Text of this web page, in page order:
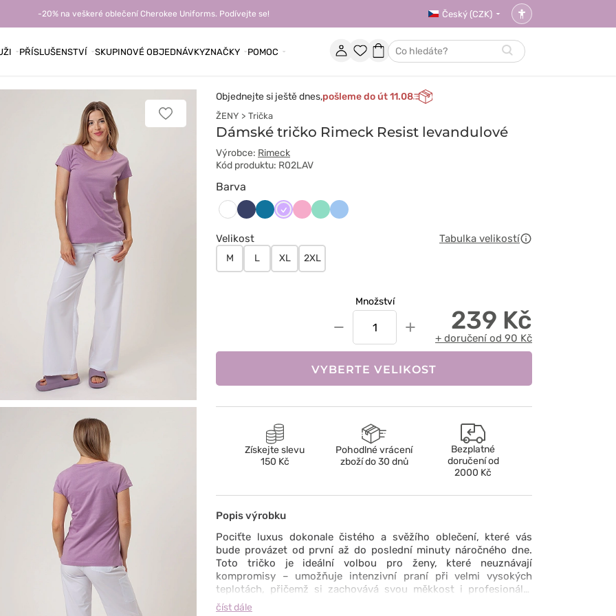
-20% na veškeré oblečení Cherokee Uniforms. Podívejte se! Český (CZK)
Nastavení
přístupnosti
PŘÍSLUŠENSTVÍ SKUPINOVÉ OBJEDNÁVKYZNAČKY POMOC ÚčetOblíbené
Nákupní
Hledat
Přidat
k
Objednejte si ještě dnes,pošleme do út 11.08
ŽENY Trička
Dámské tričko Rimeck Resist levandulové
Výrobce: Rimeck
Kód produktu: R02LAV
Barva
Biały CiemnyKaraibski
Lawendowy
LiliowyMiętowyNiebieski
Velikost Tabulka velikostí
M L XL 2XL
Množství
− + 239 Kč
+ doručení od 90 Kč
VYBERTE VELIKOST
Získejte slevu
150 Kč
Pohodlné vrácení
zboží do 30 dnů
Bezplatné
doručení od
2000 Kč
Popis výrobku
Pociťte luxus dokonale čistého a svěžího oblečení, které vás
bude provázet od první až do poslední minuty náročného dne.
Toto tričko je ideální volbou pro ženy, které neuznávají
kompromisy – umožňuje intenzivní praní při velmi vysokých
teplotách, přičemž si zachovává svou měkkost i profesionální
vzhled. Mimořádně jemná, a zároveň velmi odolná prémiová
číst dále